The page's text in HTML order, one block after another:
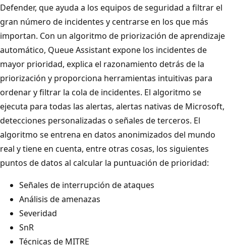
Defender, que ayuda a los equipos de seguridad a filtrar el
gran número de incidentes y centrarse en los que más
importan. Con un algoritmo de priorización de aprendizaje
automático, Queue Assistant expone los incidentes de
mayor prioridad, explica el razonamiento detrás de la
priorización y proporciona herramientas intuitivas para
ordenar y filtrar la cola de incidentes. El algoritmo se
ejecuta para todas las alertas, alertas nativas de Microsoft,
detecciones personalizadas o señales de terceros. El
algoritmo se entrena en datos anonimizados del mundo
real y tiene en cuenta, entre otras cosas, los siguientes
puntos de datos al calcular la puntuación de prioridad:
Señales de interrupción de ataques
Análisis de amenazas
Severidad
SnR
Técnicas de MITRE